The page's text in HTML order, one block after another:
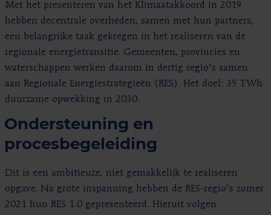
Met het presenteren van het Klimaatakkoord in 2019
hebben decentrale overheden, samen met hun partners,
een belangrijke taak gekregen in het realiseren van de
regionale energietransitie. Gemeenten, provincies en
waterschappen werken daarom in dertig regio’s samen
aan Regionale Energiestrategieën (RES). Het doel: 35 TWh
duurzame opwekking in 2030.
Ondersteuning en
procesbegeleiding
Dit is een ambitieuze, niet gemakkelijk te realiseren
opgave. Na grote inspanning hebben de RES-regio’s zomer
2021 hun RES 1.0 gepresenteerd. Hieruit volgen